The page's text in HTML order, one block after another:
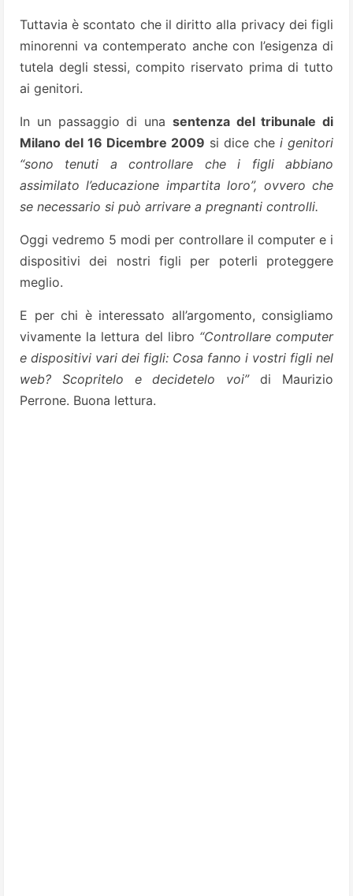
Tuttavia è scontato che il diritto alla privacy dei figli
minorenni va contemperato anche con l’esigenza di
tutela degli stessi, compito riservato prima di tutto
ai genitori.
In un passaggio di una sentenza del tribunale di
Milano del 16 Dicembre 2009 si dice che i genitori
“sono tenuti a controllare che i figli abbiano
assimilato l’educazione impartita loro”, ovvero che
se necessario si può arrivare a pregnanti controlli.
Oggi vedremo 5 modi per controllare il computer e i
dispositivi dei nostri figli per poterli proteggere
meglio.
E per chi è interessato all’argomento, consigliamo
vivamente la lettura del libro “Controllare computer
e dispositivi vari dei figli: Cosa fanno i vostri figli nel
web? Scopritelo e decidetelo voi”di Maurizio
Perrone. Buona lettura.